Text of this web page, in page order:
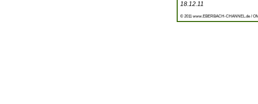
18.12.11
© 2011 www.EBERBACH-CHANNEL.de /